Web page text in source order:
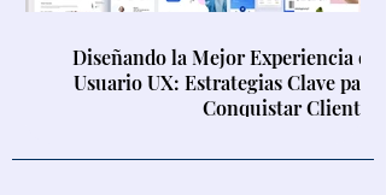
Diseñando la Mejor Experiencia de
Usuario UX: Estrategias Clave para
Conquistar Clientes